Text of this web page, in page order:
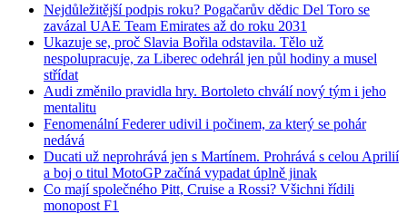
Nejdůležitější podpis roku? Pogačarův dědic Del Toro se
zavázal UAE Team Emirates až do roku 2031
Ukazuje se, proč Slavia Bořila odstavila. Tělo už
nespolupracuje, za Liberec odehrál jen půl hodiny a musel
střídat
Audi změnilo pravidla hry. Bortoleto chválí nový tým i jeho
mentalitu
Fenomenální Federer udivil i počinem, za který se pohár
nedává
Ducati už neprohrává jen s Martínem. Prohrává s celou Aprilií
a boj o titul MotoGP začíná vypadat úplně jinak
Co mají společného Pitt, Cruise a Rossi? Všichni řídili
monopost F1